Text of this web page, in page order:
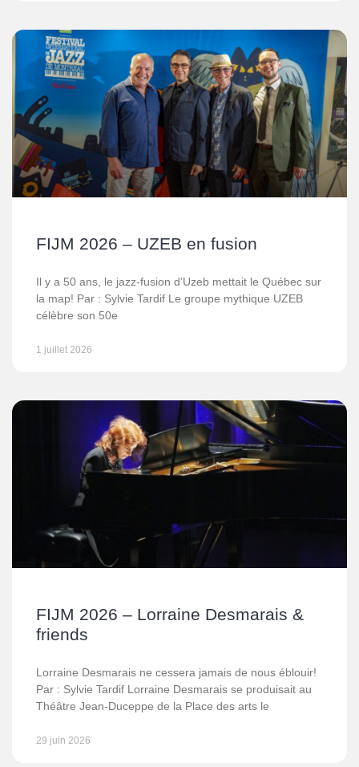
FIJM 2026 – UZEB en fusion
Il y a 50 ans, le jazz-fusion d’Uzeb mettait le Québec sur
la map! Par : Sylvie Tardif Le groupe mythique UZEB
célèbre son 50e
1 juillet 2026
FIJM 2026 – Lorraine Desmarais &
friends
Lorraine Desmarais ne cessera jamais de nous éblouir!
Par : Sylvie Tardif Lorraine Desmarais se produisait au
Théâtre Jean-Duceppe de la Place des arts le
29 juin 2026